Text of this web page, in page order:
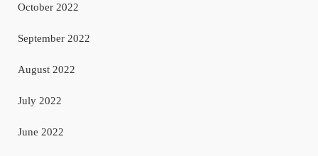
October 2022
September 2022
August 2022
July 2022
June 2022